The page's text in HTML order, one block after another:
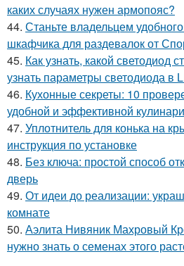
каких случаях нужен армопояс?
44. Станьте владельцем
шкафчика для раздевалок от
45. Как узнать, какой светодиод
узнать параметры светодиода в
46. Кухонные секреты: 10
удобной и эффективной
47. Уплотнитель для конька на
инструкция по установке
48. Без ключа: простой способ
дверь
49. От идеи до реализации:
комнате
50. Аэлита Нивяник Махровый
нужно знать о семенах этого